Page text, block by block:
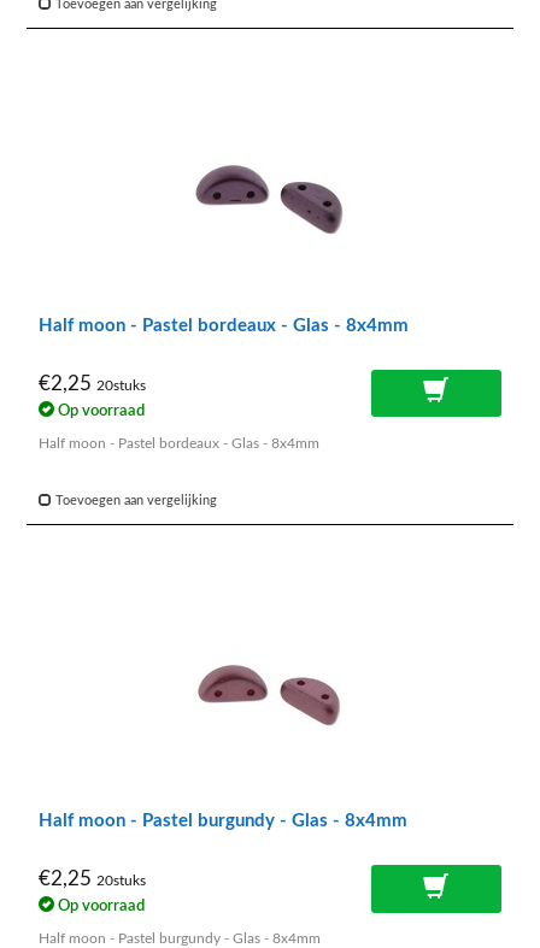
Toevoegen aan vergelijking
Half moon - Pastel bordeaux - Glas - 8x4mm
€2,25 20stuks
Op voorraad
Half moon - Pastel bordeaux - Glas - 8x4mm
Toevoegen aan vergelijking
Half moon - Pastel burgundy - Glas - 8x4mm
€2,25 20stuks
Op voorraad
Half moon - Pastel burgundy - Glas - 8x4mm